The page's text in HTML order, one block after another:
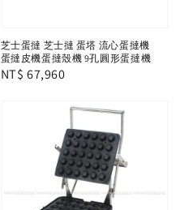
芝士蛋撻 芝士撻 蛋塔 流心蛋撻機
蛋撻皮機蛋撻殼機 9孔圓形蛋撻機
Regular
NT$ 67,960